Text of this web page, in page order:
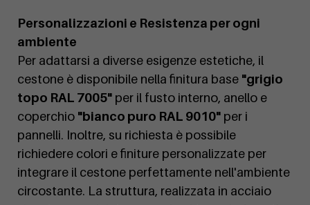
Personalizzazioni e Resistenza per ogni
ambiente
Per adattarsi a diverse esigenze estetiche, il
cestone è disponibile nella finitura base "grigio
topo RAL 7005" per il fusto interno, anello e
coperchio "bianco puro RAL 9010" per i
pannelli. Inoltre, su richiesta è possibile
richiedere colori e finiture personalizzate per
integrare il cestone perfettamente nell'ambiente
circostante. La struttura, realizzata in acciaio